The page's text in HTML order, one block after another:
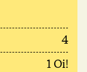
4
1 Oi!